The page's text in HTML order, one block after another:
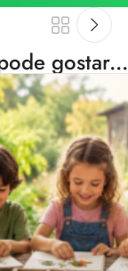
gostar...